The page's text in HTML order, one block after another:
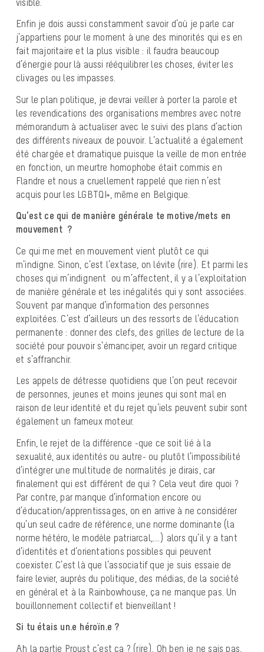
Enfin je dois aussi constamment savoir d’où je parle car
j’appartiens pour le moment à une des minorités qui es en
fait majoritaire et la plus visible : il faudra beaucoup
d’énergie pour là aussi rééquilibrer les choses, éviter les
clivages ou les impasses.
Sur le plan politique, je devrai veiller à porter la parole et
les revendications des organisations membres avec notre
mémorandum à actualiser avec le suivi des plans d’action
des différents niveaux de pouvoir. L’actualité a également
été chargée et dramatique puisque la veille de mon entrée
en fonction, un meurtre homophobe était commis en
Flandre et nous a cruellement rappelé que rien n’est
acquis pour les LGBTQI+, même en Belgique.
Qu’est ce qui de manière générale te motive/mets en
mouvement ?
Ce qui me met en mouvement vient plutôt ce qui
m’indigne. Sinon, c’est l’extase, on lévite (rire). Et parmi les
choses qui m’indignent ou m’affectent, il y a l’exploitation
de manière générale et les inégalités qui y sont associées.
Souvent par manque d’information des personnes
exploitées. C’est d’ailleurs un des ressorts de l’éducation
permanente : donner des clefs, des grilles de lecture de la
société pour pouvoir s’émanciper, avoir un regard critique
et s’affranchir.
Les appels de détresse quotidiens que l’on peut recevoir
de personnes, jeunes et moins jeunes qui sont mal en
raison de leur identité et du rejet qu’iels peuvent subir sont
également un fameux moteur.
Enfin, le rejet de la différence -que ce soit lié à la
sexualité, aux identités ou autre- ou plutôt l’impossibilité
d’intégrer une multitude de normalités je dirais, car
finalement qui est différent de qui ? Cela veut dire quoi ?
Par contre, par manque d’information encore ou
d’éducation/apprentissages, on en arrive à ne considérer
qu’un seul cadre de référence, une norme dominante (la
norme hétéro, le modèle patriarcal,….) alors qu’il y a tant
d’identités et d’orientations possibles qui peuvent
coexister. C’est là que l’associatif que je suis essaie de
faire levier, auprès du politique, des médias, de la société
en général et à la Rainbowhouse, ça ne manque pas. Un
bouillonnement collectif et bienveillant !
Si tu étais un.e héroïn.e ?
Ah la partie Proust c’est ça ? (rire). Oh ben je ne sais pas,